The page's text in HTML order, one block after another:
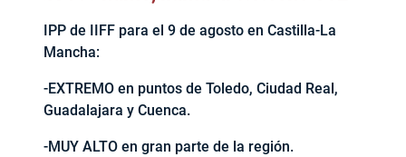
IPP de IIFF para el 9 de agosto en Castilla-La
Mancha:
-EXTREMO en puntos de Toledo, Ciudad Real,
Guadalajara y Cuenca.
-MUY ALTO en gran parte de la región.